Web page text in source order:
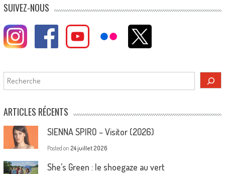
SUIVEZ-NOUS
Rechercher
ARTICLES RÉCENTS
SIENNA SPIRO – Visitor (2026)
Posted on 24 juillet 2026
She’s Green : le shoegaze au vert